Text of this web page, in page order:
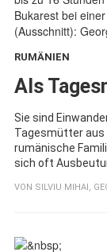
RUMÄNIEN
Als
Sie sind
Tagesmütter aus
rumänische
sich oft
VON SILVIU MIHAI